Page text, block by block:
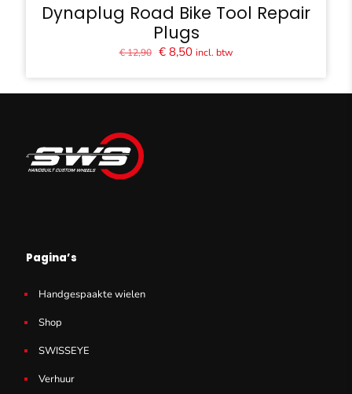
Dynaplug Road Bike Tool Repair
Plugs
€12,90 Oorspronkelijke
€ 12,90.
€8,50Huidige
€ 8,50.
incl. btw
Pagina’s
Handgespaakte wielen
Shop
SWISSEYE
Verhuur